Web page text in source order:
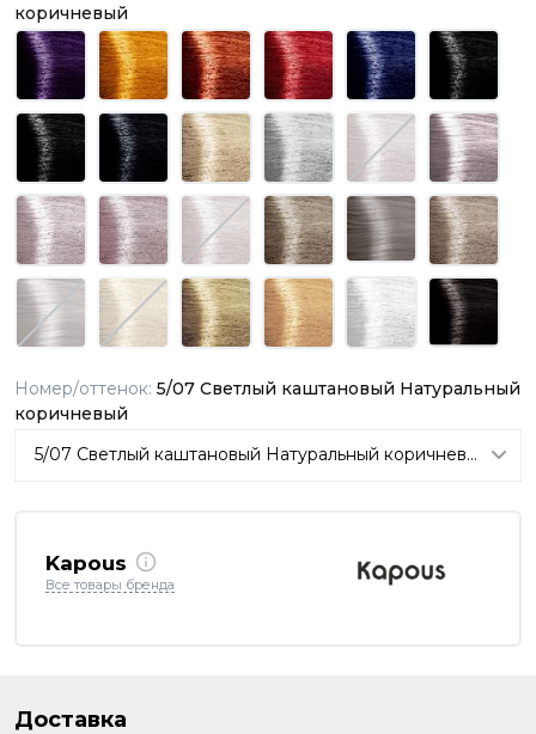
коричневый
Номер/оттенок: 5/07 Светлый каштановый Натуральный
коричневый
Kapous
Все товары бренда
Доставка